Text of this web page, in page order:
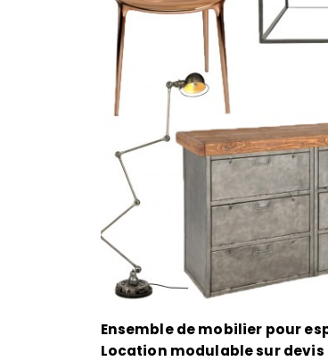
Ensemble de mobilier pour
Location modulable sur devis